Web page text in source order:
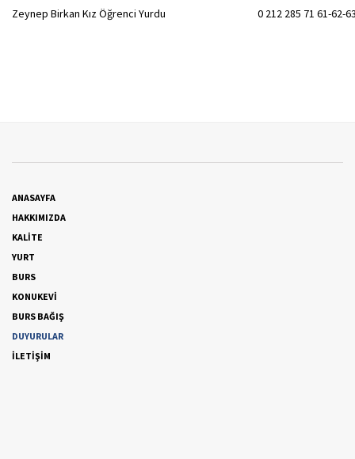
Zeynep Birkan Kız Öğrenci Yurdu
0 212 285 71 61-62-
ANASAYFA
HAKKIMIZDA
KALİTE
YURT
BURS
KONUKEVİ
BURS BAĞIŞ
DUYURULAR
İLETİŞİM